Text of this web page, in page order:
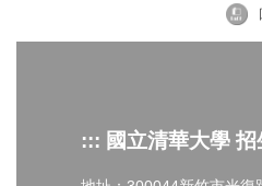
::: 國立清華大學 招